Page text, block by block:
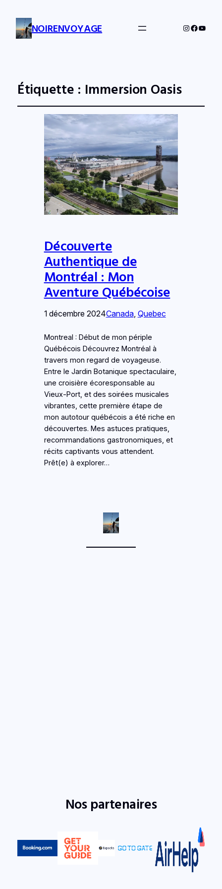
NOIRENVOYAGE Instagram
Étiquette : Immersion Oasis
Découverte
Authentique de
Montréal : Mon
Aventure Québécoise
1 décembre 2024Canada, Quebec
Montreal : Début de mon périple
Québécois Découvrez Montréal à
travers mon regard de voyageuse.
Entre le Jardin Botanique spectaculaire,
une croisière écoresponsable au
Vieux-Port, et des soirées musicales
vibrantes, cette première étape de
mon autotour québécois a été riche en
découvertes. Mes astuces pratiques,
recommandations gastronomiques, et
récits captivants vous attendent.
Prêt(e) à explorer…
Nos partenaires